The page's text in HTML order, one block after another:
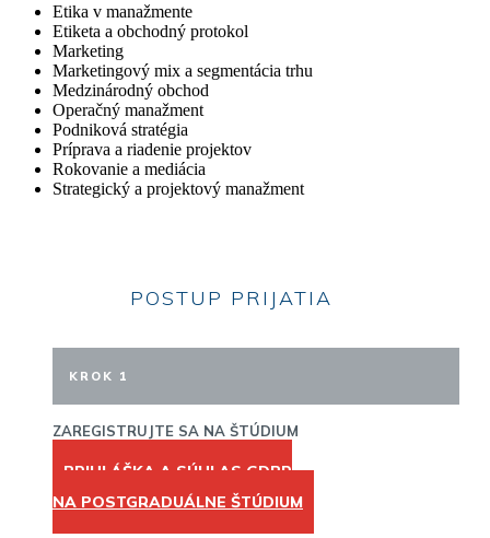
Etika v manažmente
Etiketa a obchodný protokol
Marketing
Marketingový mix a segmentácia trhu
Medzinárodný obchod
Operačný manažment
Podniková stratégia
Príprava a riadenie projektov
Rokovanie a mediácia
Strategický a projektový manažment
POSTUP PRIJATIA
KROK 1
ZAREGISTRUJTE SA NA ŠTÚDIUM
PRIHLÁŠKA A SÚHLAS GDPR
NA POSTGRADUÁLNE ŠTÚDIUM